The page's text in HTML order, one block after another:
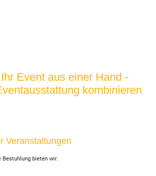
Event aus einer Hand -
kombinieren
Veranstaltungen
Bestuhlung bieten wir: